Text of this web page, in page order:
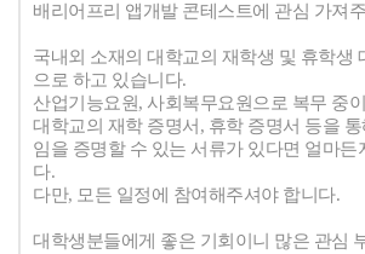
배리어프리 앱개발 콘테스트에 관심 가져
국내외 소재의 대학교의 재학생 및 휴학생
으로 하고 있습니다.
산업기능요원, 사회복무요원으로 복무 중
대학교의 재학 증명서, 휴학 증명서 등을
임을 증명할 수 있는 서류가 있다면 얼마든
다.
다만, 모든 일정에 참여해주셔야 합니다.
대학생분들에게 좋은 기회이니 많은 관심